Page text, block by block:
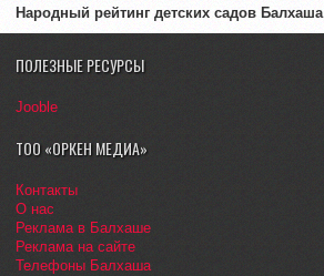
Народный рейтинг детских садов Балхаша
ПОЛЕЗНЫЕ РЕСУРСЫ
Jooble
ТОО «ОРКЕН МЕДИА»
Контакты
О нас
Реклама в Балхаше
Реклама на сайте
Телефоны Балхаша